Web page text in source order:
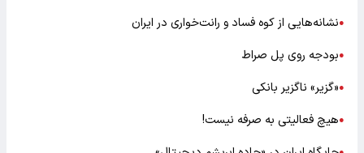
●نشانه‌هایی از کوه فساد و رانت‌خواری در ایران
●بودجه روی پل صراط
●«گزیر» ناگزیر بانکی
●هیچ فعالیتی به صرفه نیست!